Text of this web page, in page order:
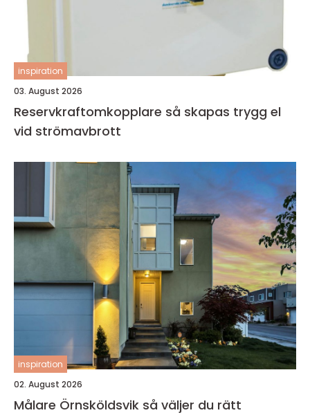
inspiration
03. August 2026
Reservkraftomkopplare så skapas trygg el
vid strömavbrott
inspiration
02. August 2026
Målare Örnsköldsvik så väljer du rätt